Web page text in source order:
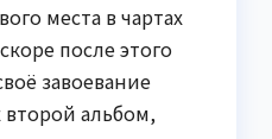
места в чартах
после этого
завоевание
альбом,